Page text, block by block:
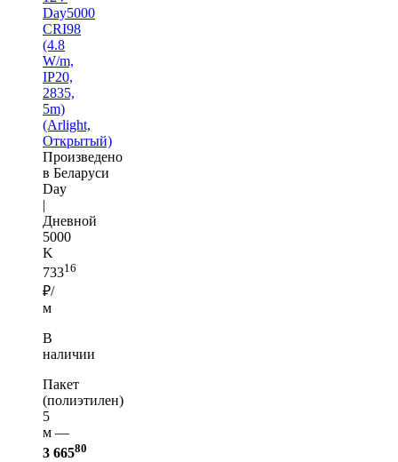
Day5000
CRI98
(4.8
W/m,
IP20,
2835,
5m)
(Arlight,
Открытый)
Произведено
в Беларуси
Day
|
Дневной
5000
K
73316
₽/
м
В
наличии
Пакет
(полиэтилен)
5
м —
3 66580